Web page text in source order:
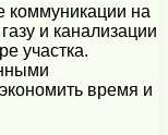
коммуникации на
и канализации
участка.
время и